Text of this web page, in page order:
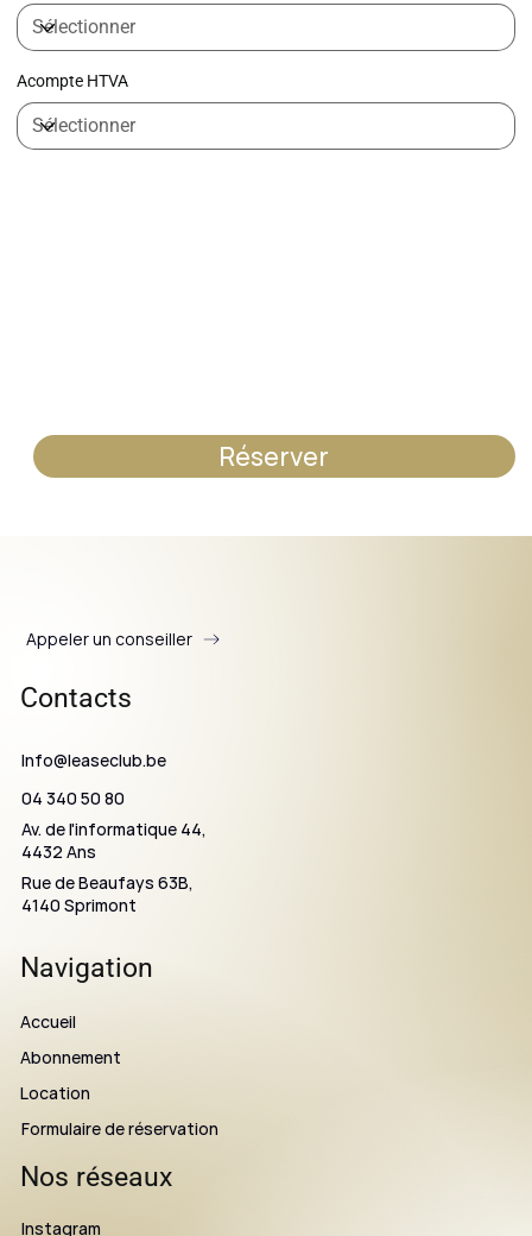
Acompte HTVA
Réserver
Appeler un conseiller
Contacts
Info@leaseclub.be
04 340 50 80
Av. de l'informatique 44,
4432 Ans
Rue de Beaufays 63B,
4140 Sprimont
Navigation
Accueil
Abonnement
Location
Formulaire de réservation
Nos réseaux
Instagram